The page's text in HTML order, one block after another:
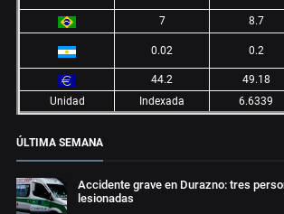
7 8.7
0.02 0.2
44.2
49.18
Unidad
Indexada 6.6339
ÚLTIMA SEMANA
Accidente grave en Durazno: tres
lesionadas